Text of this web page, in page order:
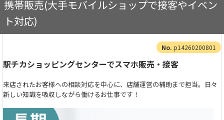
携帯販売(大手モバイルショップで接客やイベン
ト対応)
p14260200801
駅チカショッピングセンターでスマホ販売・接客
来店されたお客様への相談対応を中心に、店舗運営の補助まで担当。日々
新しい知識を吸収しながら働けるお仕事です！